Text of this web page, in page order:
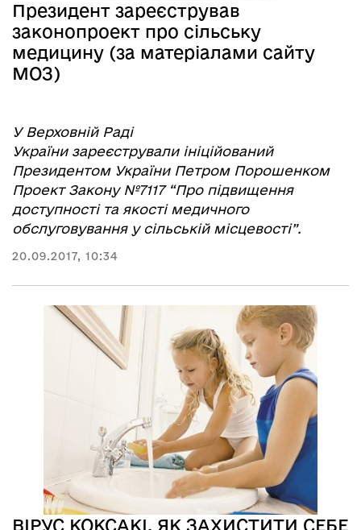
Президент зареєстрував
законопроект про сільську
медицину (за матеріалами сайту
МОЗ)
У Верховній Раді
України зареєструвалиініційований
Президентом України Петром Порошенком
Проект Закону №7117 “Про підвищення
доступності та якості медичного
обслуговування у сільській місцевості”.
20.09.2017, 10:34
ВІРУС КОКСАКІ. ЯК ЗАХИСТИТИ СЕБЕ